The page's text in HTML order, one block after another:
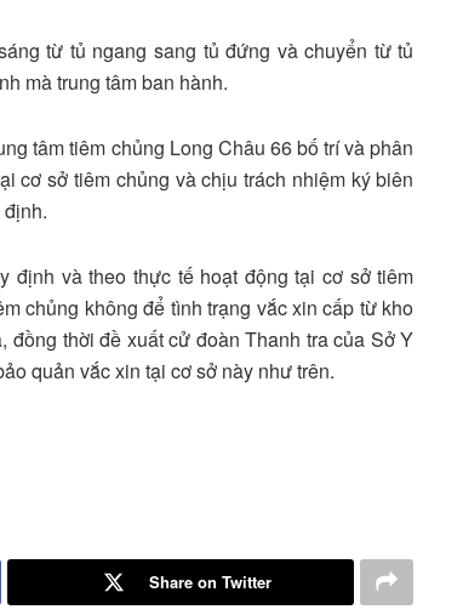
từ tủ ngang sang tủ đứng và chuyển từ tủ
mà trung tâm ban hành.
tâm tiêm chủng Long Châu 66 bố trí và phân
cơ sở tiêm chủng và chịu trách nhiệm ký biên
định và theo thực tế hoạt động tại cơ sở tiêm
chủng không để tình trạng vắc xin cấp từ kho
thời đề xuất cử đoàn Thanh tra của Sở Y
quản vắc xin tại cơ sở này như trên.
Share on Twitter